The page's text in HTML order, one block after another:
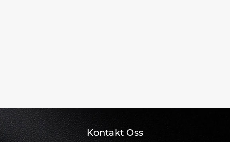
Kontakt Oss